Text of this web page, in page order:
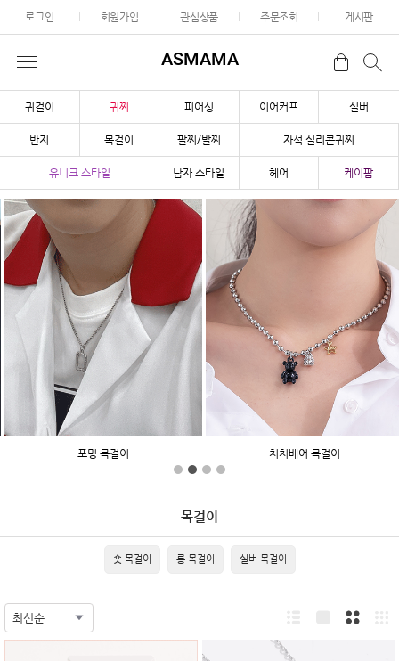
로그인 회원가입 관심상품 주문조회 게시판
ASMAMA
귀걸이 귀찌 피어싱 이어커프 실버
반지 목걸이 팔찌/발찌 자석 실리콘귀찌
유니크 스타일 남자 스타일 헤어 케이팝
포밍 목걸이 치치베어 목걸이
목걸이
숏 목걸이 롱 목걸이 실버 목걸이